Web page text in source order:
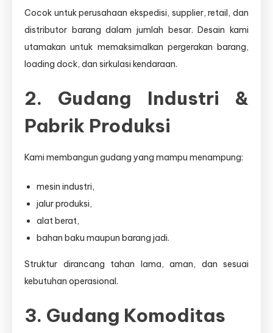
Cocok untuk perusahaan ekspedisi, supplier, retail, dan
distributor barang dalam jumlah besar. Desain kami
utamakan untuk memaksimalkan pergerakan barang,
loading dock, dan sirkulasi kendaraan.
2. Gudang Industri &
Pabrik Produksi
Kami membangun gudang yang mampu menampung:
mesin industri,
jalur produksi,
alat berat,
bahan baku maupun barang jadi.
Struktur dirancang tahan lama, aman, dan sesuai
kebutuhan operasional.
3. Gudang Komoditas